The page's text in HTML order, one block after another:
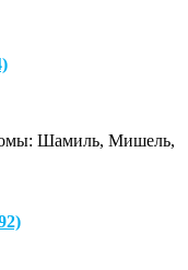
Шамиль, Мишель,